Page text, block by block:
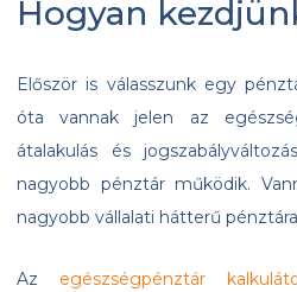
Hogyan
Először is válasszunk egy
óta vannak jelen az
átalakulás és
nagyobb pénztár működik.
nagyobb vállalati hátterű
Az egészségpénztár